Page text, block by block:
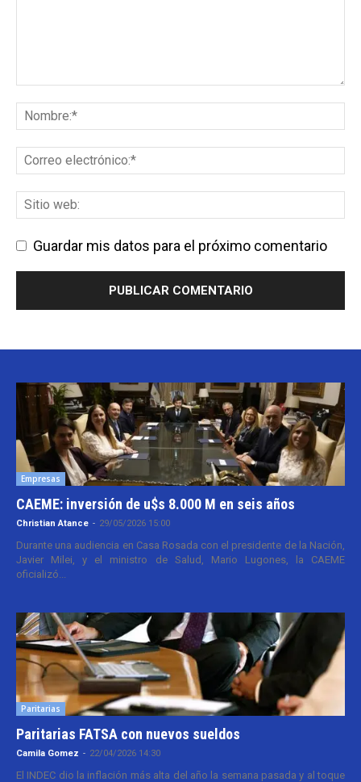
Guardar mis datos para el próximo comentario
Empresas
CAEME: inversión de u$s 8.000 M en seis años
Christian Atance - 29/05/2026 15:00
Durante una audiencia en Casa Rosada con el presidente de la Nación,
Javier Milei, y el ministro de Salud, Mario Lugones, la CAEME
oficializó...
Paritarias
Paritarias FATSA con nuevos sueldos
Camila Gomez - 22/04/2026 14:30
El INDEC dio la inflación más alta del año la semana pasada y al toque